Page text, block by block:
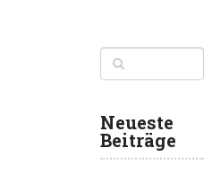
Neueste
Beiträge